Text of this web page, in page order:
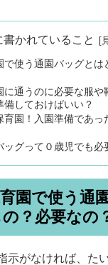
書かれていること
で使う通園バッグとは
に通うのに必要な服や
備しておけばいい？
育園！入園準備であっ
ッグって０歳児でも必
園で使う通
？必要なの
示がなければ、た